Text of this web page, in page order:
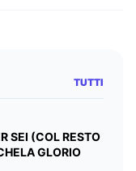
TUTTI
SEI (COL RESTO
GLORIO